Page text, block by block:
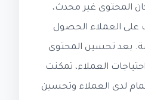
المحتوى غير محدث،
العملاء الحصول
بعد تحسين المحتوى
العملاء، تمكنت
لدى العملاء وتحسين